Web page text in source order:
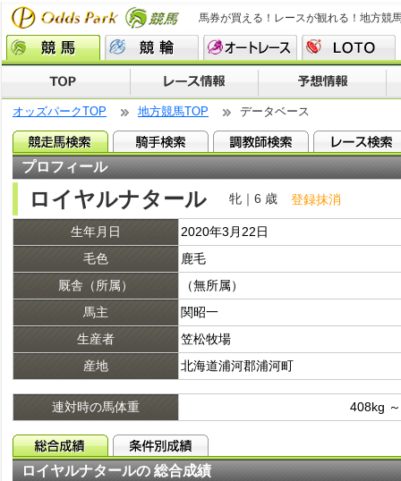
馬券が買える！レースが観れる！地方競
オッズパークTOP 地方競馬TOP データベース
プロフィール
ロイヤルナタール 牝｜6 歳 登録抹消
生年月日
2020年3月22日
毛色
鹿毛
厩舎（所属）
（無所属）
馬主
関昭一
生産者
笠松牧場
産地
北海道浦河郡浦河町
連対時の馬体重 408kg
ロイヤルナタールの 総合成績